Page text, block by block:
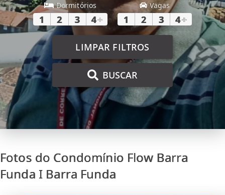
Dormitórios
1 2 3 4+
Vagas
1 2 3 4+
LIMPAR FILTROS
BUSCAR
Fotos do Condomínio Flow Barra
Funda I Barra Funda